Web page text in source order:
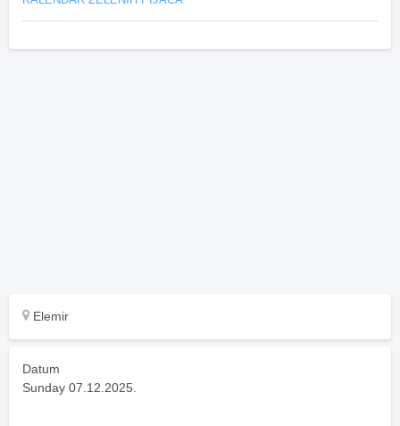
Elemir
Datum
Sunday 07.12.2025.